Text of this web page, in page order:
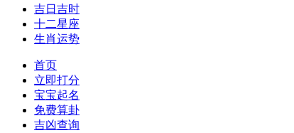
吉日吉时
十二星座
生肖运势
首页
立即打分
宝宝起名
免费算卦
吉凶查询